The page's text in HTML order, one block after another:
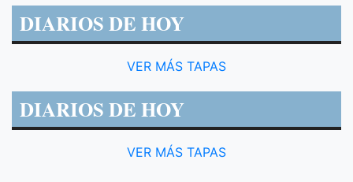
DIARIOS DE HOY
VER MÁS TAPAS
DIARIOS DE HOY
VER MÁS TAPAS